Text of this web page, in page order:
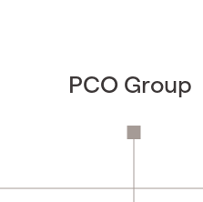
PCO Group